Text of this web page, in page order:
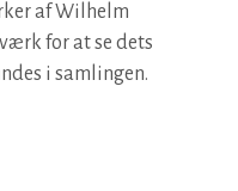
af Wilhelm
for at se dets
i samlingen.